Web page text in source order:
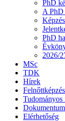
PhD
A PhD
PhD
2026/
MSc
TDK
Hírek
Felnőttképzés
Tudományos
Elérhetőség